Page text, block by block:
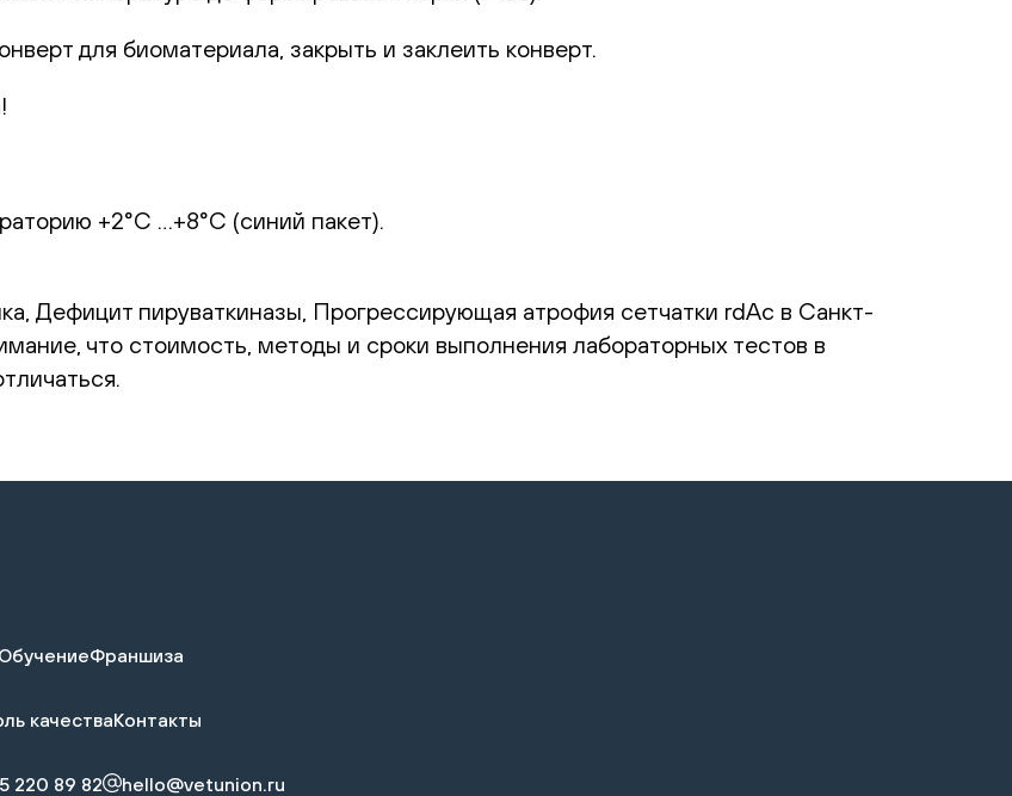
для биоматериала, закрыть и заклеить конверт.
+2°С …+8°С (синий пакет).
Дефицит пируваткиназы, Прогрессирующая атрофия сетчатки rdAc в Санкт-
что стоимость, методы и сроки выполнения лабораторных тестов в
ОбучениеФраншиза
качестваКонтакты
220 89 82 hello@vetunion.ru